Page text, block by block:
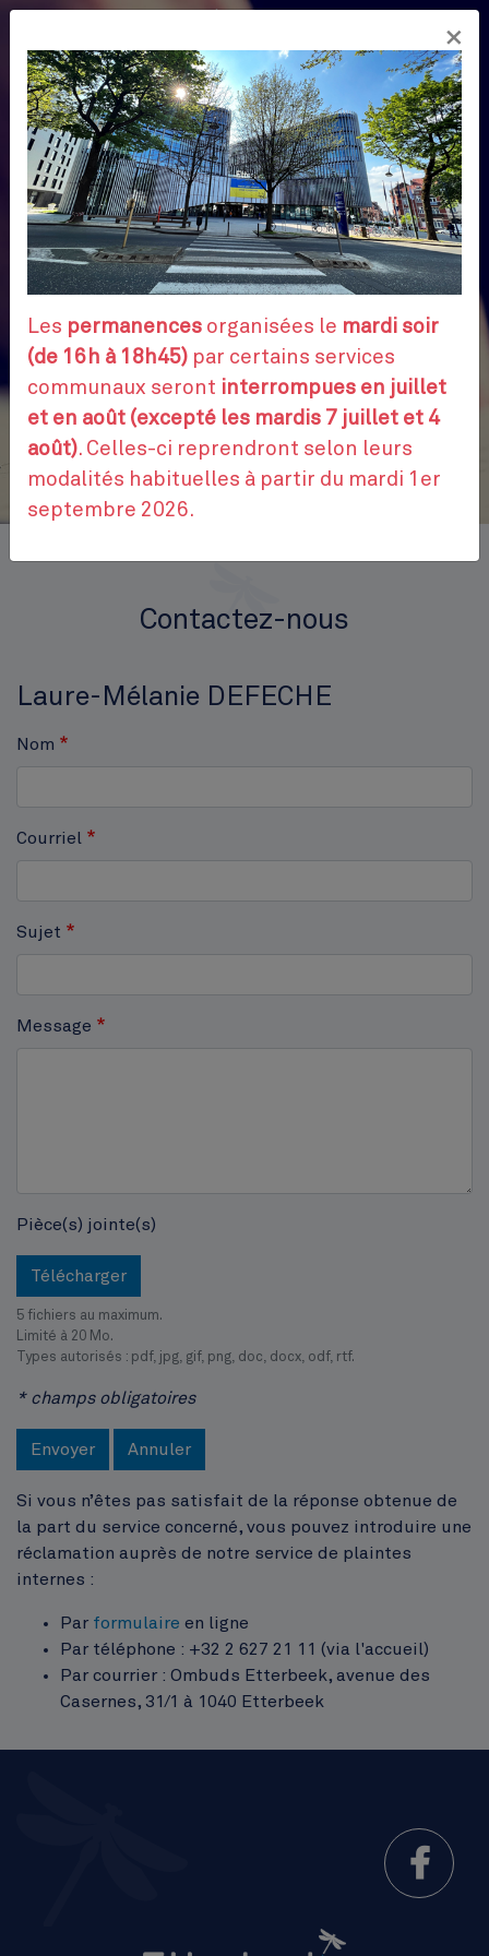
Aller
contenu
principal
FR
Contactez-nous
Laure-Mélanie DEFECHE
Nom
Courriel
Sujet
Message
Pièce(s) jointe(s)
Télécharger
5 fichiers au maximum.
Limité à 20 Mo.
Types autorisés : pdf, jpg, gif, png, doc, docx, odf, rtf.
* champs obligatoires
Envoyer Annuler
Si vous n’êtes pas satisfait de la réponse obtenue de
la part du service concerné, vous pouvez introduire une
réclamation auprès de notre service de plaintes
internes :
Par formulaire en ligne
Par téléphone : +32 2 627 21 11 (via l'accueil)
Par courrier : Ombuds Etterbeek, avenue des
Casernes, 31/1 à 1040 Etterbeek
×
Les permanences organisées le mardi soir
(de 16h à 18h45) par certains services
communaux seront interrompues en juillet
et en août (excepté les mardis 7 juillet et 4
août). Celles-ci reprendront selon leurs
modalités habituelles à partir du mardi 1er
septembre 2026.